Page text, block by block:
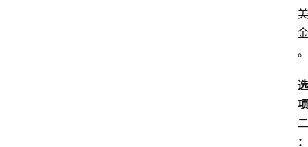
美
金
。
选
项
二
：